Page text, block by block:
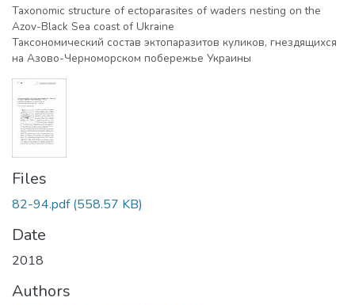
Taxonomic structure of ectoparasites of waders nesting on the
Azov-Black Sea coast of Ukraine
Таксономический состав эктопаразитов куликов, гнездящихся
на Азово-Черноморском побережье Украины
Files
82-94.pdf(558.57 KB)
Date
2018
Authors